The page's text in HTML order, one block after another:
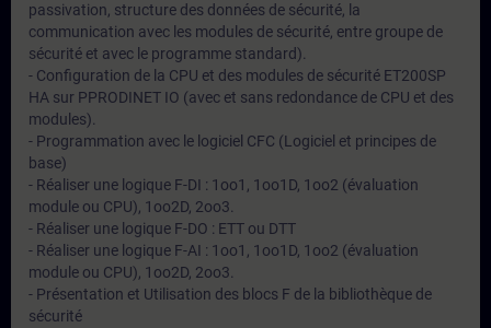
passivation, structure des données de sécurité, la
communication avec les modules de sécurité, entre groupe de
sécurité et avec le programme standard).
- Configuration de la CPU et des modules de sécurité ET200SP
HA sur PPRODINET IO (avec et sans redondance de CPU et des
modules).
- Programmation avec le logiciel CFC (Logiciel et principes de
base)
- Réaliser une logique F-DI : 1oo1, 1oo1D, 1oo2 (évaluation
module ou CPU), 1oo2D, 2oo3.
- Réaliser une logique F-DO : ETT ou DTT
- Réaliser une logique F-AI : 1oo1, 1oo1D, 1oo2 (évaluation
module ou CPU), 1oo2D, 2oo3.
- Présentation et Utilisation des blocs F de la bibliothèque de
sécurité